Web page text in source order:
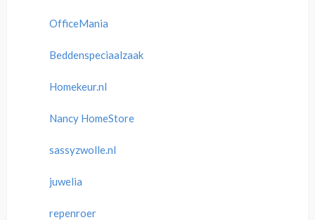
OfficeMania
Beddenspeciaalzaak
Homekeur.nl
Nancy HomeStore
sassyzwolle.nl
juwelia
repenroer